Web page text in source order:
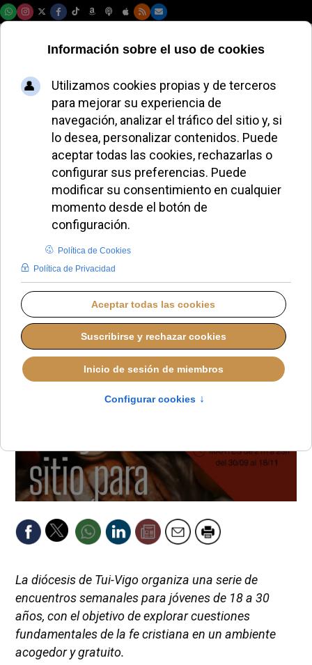
La diócesis de Tui-
Vigo impulsa las
cenas Alpha para
los jóvenes
universitarios
MARTES, 16 SEPTIEMBRE 2025 08:00
La diócesis de Tui-Vigo organiza una serie de
encuentros semanales para jóvenes de 18 a 30
años, con el objetivo de explorar cuestiones
fundamentales de la fe cristiana en un ambiente
acogedor y gratuito.